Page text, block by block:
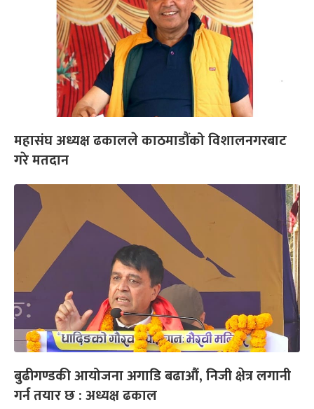
महासंघ अध्यक्ष ढकालले काठमाडौंको विशालनगरबाट
गरे मतदान
बुढीगण्डकी आयोजना अगाडि बढाऔं, निजी क्षेत्र लगानी
गर्न तयार छ : अध्यक्ष ढकाल